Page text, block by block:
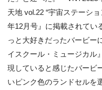
天地 vol.22 “宇宙ステーシ
年12月号』に掲載されてい
っと大好きだったバービー
イスクール・ミュージカル
現していると感じたバービ
いピンク色のランドセルを